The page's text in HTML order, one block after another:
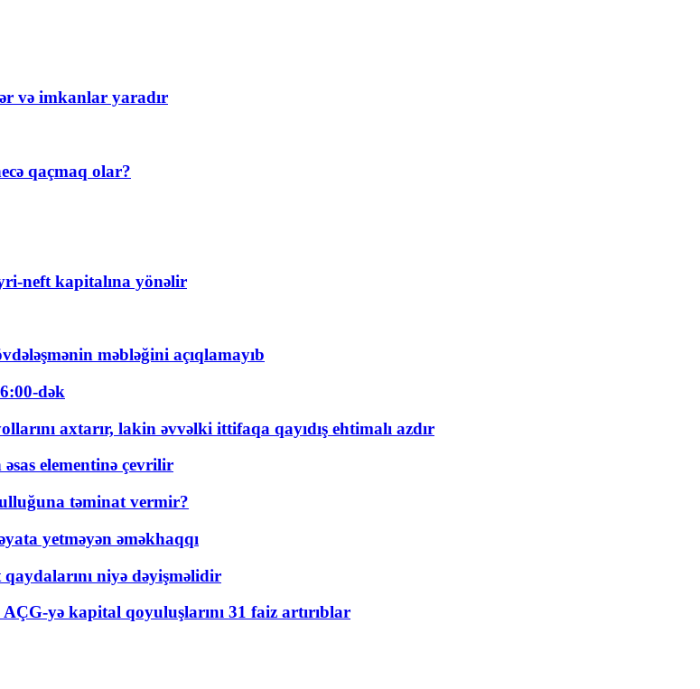
və imkanlar yaradır
qaçmaq olar?
neft kapitalına yönəlir
məbləğini açıqlamayıb
dək
axtarır, lakin əvvəlki ittifaqa qayıdış ehtimalı azdır
elementinə çevrilir
təminat vermir?
yetməyən əməkhaqqı
niyə dəyişməlidir
yə kapital qoyuluşlarını 31 faiz artırıblar